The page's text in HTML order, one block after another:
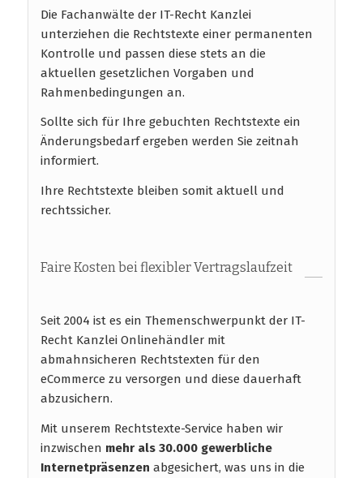
Die Fachanwälte der IT-Recht Kanzlei
unterziehen die Rechtstexte einer permanenten
Kontrolle und passen diese stets an die
aktuellen gesetzlichen Vorgaben und
Rahmenbedingungen an.
Sollte sich für Ihre gebuchten Rechtstexte ein
Änderungsbedarf ergeben werden Sie zeitnah
informiert.
Ihre Rechtstexte bleiben somit aktuell und
rechtssicher.
Faire Kosten bei flexibler Vertragslaufzeit
Seit 2004 ist es ein Themenschwerpunkt der IT-
Recht Kanzlei Onlinehändler mit
abmahnsicheren Rechtstexten für den
eCommerce zu versorgen und diese dauerhaft
abzusichern.
Mit unserem Rechtstexte-Service haben wir
inzwischen mehr als 30.000 gewerbliche
Internetpräsenzen abgesichert, was uns in die